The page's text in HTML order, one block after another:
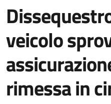
veicolo
rimessa in